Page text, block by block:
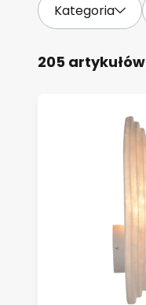
Kategoria
205 artykułów